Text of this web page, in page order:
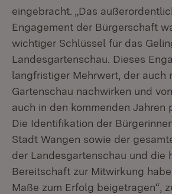
eingebracht. „Das
Engagement der Bürgerschaft
wichtiger Schlüssel für das
Landesgartenschau. Dieses
langfristiger Mehrwert, der auch
Gartenschau nachwirken und
auch in den kommenden Jahren
Die Identifikation der
Stadt Wangen sowie der
der Landesgartenschau und die
Bereitschaft zur Mitwirkung
Maße zum Erfolg beigetragen“,